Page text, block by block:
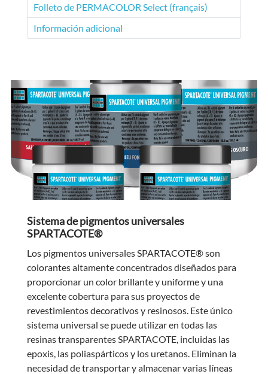
Folleto de PERMACOLOR Select (français)
Información adicional
Sistema de pigmentos universales
SPARTACOTE®
Los pigmentos universales SPARTACOTE® son
colorantes altamente concentrados diseñados para
proporcionar un color brillante y uniforme y una
excelente cobertura para sus proyectos de
revestimientos decorativos y resinosos. Este único
sistema universal se puede utilizar en todas las
resinas transparentes SPARTACOTE, incluidas las
epoxis, las poliaspárticos y los uretanos. Eliminan la
necesidad de transportar y almacenar varias líneas